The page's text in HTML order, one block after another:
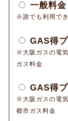
一般料金
※誰でも利用で
GAS得
※大阪ガスの電
ガス料金
GAS得
※大阪ガスの電
都市ガス料金